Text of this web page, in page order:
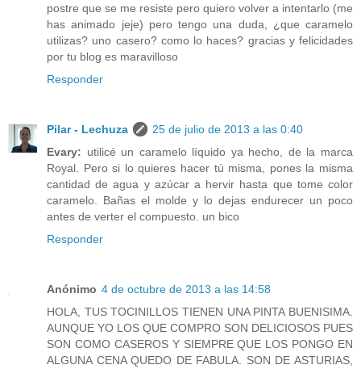
postre que se me resiste pero quiero volver a intentarlo (me
has animado jeje) pero tengo una duda, ¿que caramelo
utilizas? uno casero? como lo haces? gracias y felicidades
por tu blog es maravilloso
Responder
Pilar - Lechuza
25 de julio de 2013 a las 0:40
Evary: utilicé un caramelo líquido ya hecho, de la marca
Royal. Pero si lo quieres hacer tú misma, pones la misma
cantidad de agua y azúcar a hervir hasta que tome color
caramelo. Bañas el molde y lo dejas endurecer un poco
antes de verter el compuesto. un bico
Responder
Anónimo 4 de octubre de 2013 a las 14:58
HOLA, TUS TOCINILLOS TIENEN UNA PINTA BUENISIMA.
AUNQUE YO LOS QUE COMPRO SON DELICIOSOS PUES
SON COMO CASEROS Y SIEMPRE QUE LOS PONGO EN
ALGUNA CENA QUEDO DE FABULA. SON DE ASTURIAS,